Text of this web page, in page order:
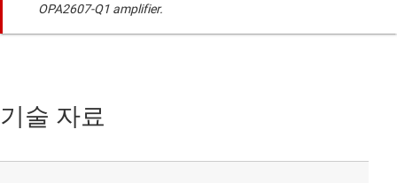
OPA2607-Q1 amplifier.
기술 자료